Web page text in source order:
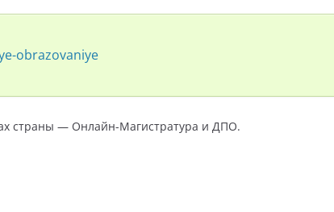
obrazovaniye
страны — Онлайн-Магистратура и ДПО.